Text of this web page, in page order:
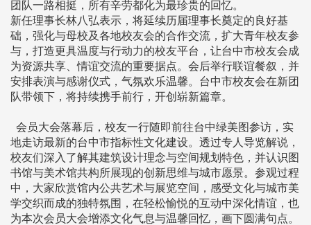
团队一路相挺，所有辛劳都化为最珍贵的回忆。
新任理事长林八弘表示，将延续历届理事长奠定的良好基
础，强化与母校及各地校友会的合作交流，扩大青年校友参
与，打造更具温度与行动力的校友平台，让台中市校友会成
为资源共享、情谊交流的重要据点。会后举行联谊餐叙，并
安排表演与感谢仪式，气氛欢乐温馨。台中市校友会在新团
队带领下，将持续携手前行，开创崭新篇章。
会员大会落幕后，校友一行随即前往台中绿美图参访，实
地走访最新的台中市指标性文化建设。透过专人导览解说，
校友们深入了解其建筑设计理念与空间规划特色，并认识图
书馆与美术馆共构所展现的创新思维与城市愿景。参观过程
中，大家欣赏馆内公共艺术与展览空间，感受文化与城市美
学交织而成的独特氛围，在轻松愉悦的互动中深化情谊，也
为本次会员大会增添文化气息与温馨回忆，画下圆满句点。